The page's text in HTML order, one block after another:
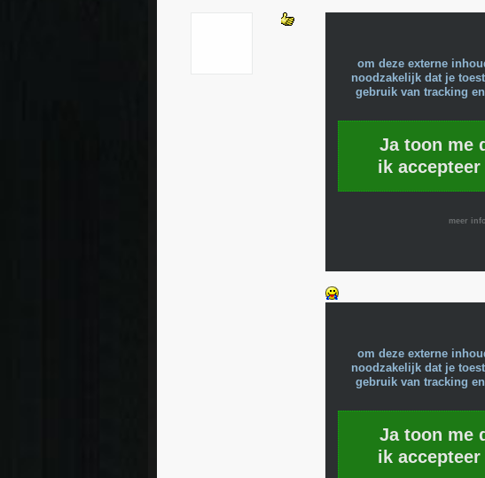
om deze externe
noodzakelijk dat je
gebruik van tracking
Ja toon me
ik
meer
om deze externe
noodzakelijk dat je
gebruik van tracking
Ja toon me
ik